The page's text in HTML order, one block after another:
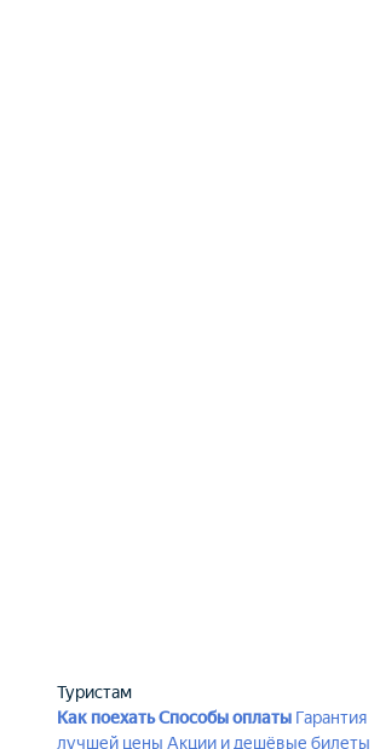
Туристам
Как поехать Способы оплаты Гарантия
лучшей цены Акции и дешёвые билеты